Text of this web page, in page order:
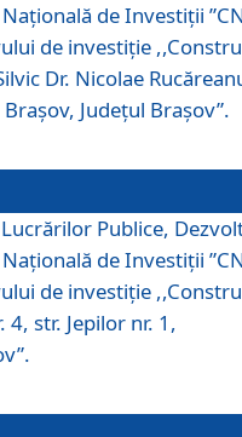
de Investiţii
de investiţie
Dr. Nicolae
Județul Brașov”.
Publice,
de Investiţii
de investiție
4, str. Jepilor nr. 1,